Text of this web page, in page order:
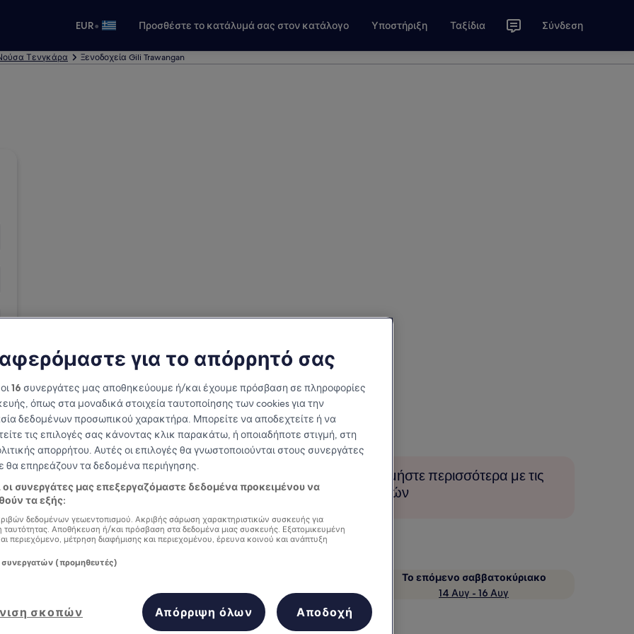
EUR• Προσθέστε το κατάλυμά σας στον κατάλογο Υποστήριξη Ταξίδια Σύνδεση
Τενγκάρα Ξενοδοχεία Gili Trawangan
Κερδίστε επιβραβεύσεις για κάθε
διανυκτέρευση που πραγματοποιείτε
Εξοικονομήστε περισσότερα με τις
Τιμές μελών
7 Αυγ - 9 Αυγ
Το επόμενο σαββατοκύριακο
14 Αυγ - 16 Αυγ
για το απόρρητό σας
16 συνεργάτες μας αποθηκεύουμε ή/και έχουμε πρόσβαση σε πληροφορίες
όπως στα μοναδικά στοιχεία ταυτοποίησης των cookies για την
δεδομένων προσωπικού χαρακτήρα. Μπορείτε να αποδεχτείτε ή να
τις επιλογές σας κάνοντας κλικ παρακάτω, ή οποιαδήποτε στιγμή, στη
απορρήτου. Αυτές οι επιλογές θα γνωστοποιούνται στους συνεργάτες
θα επηρεάζουν τα δεδομένα περιήγησης.
οι συνεργάτες μας επεξεργαζόμαστε δεδομένα προκειμένου να
τα εξής:
δεδομένων γεωεντοπισμού. Ακριβής σάρωση χαρακτηριστικών συσκευής για
ταυτότητας. Αποθήκευση ή/και πρόσβαση στα δεδομένα μιας συσκευής. Εξατομικευμένη
περιεχόμενο, μέτρηση διαφήμισης και περιεχομένου, έρευνα κοινού και ανάπτυξη
συνεργατών (προμηθευτές)
σκοπών Απόρριψη όλων Αποδοχή